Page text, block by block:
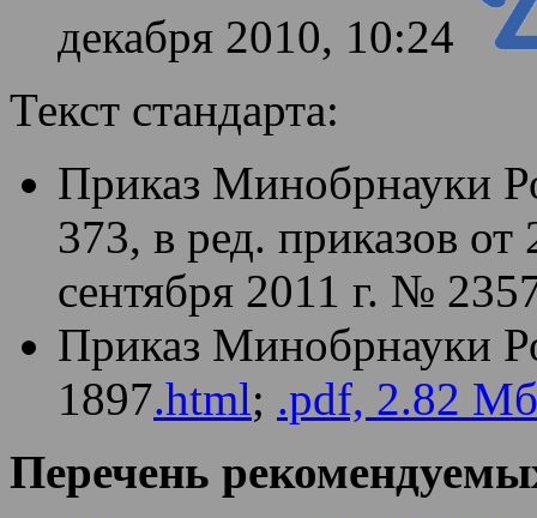
декабря 2010, 10:24
Текст стандарта:
Приказ Минобрнауки
373, в ред. приказов
сентября 2011 г. №
Приказ Минобрнауки
1897.html; .pdf, 2.82 Мб
Перечень